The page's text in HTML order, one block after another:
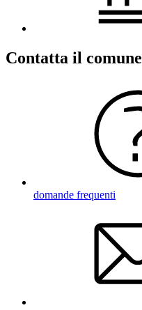
Contatta il comune
domande frequenti